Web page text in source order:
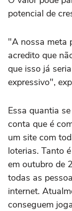
potencial de
"A nossa meta
acredito que
que isso já
expressivo",
Essa quantia
conta que é
um site com
loterias. Tanto
em outubro de
todas as
internet.
conseguem